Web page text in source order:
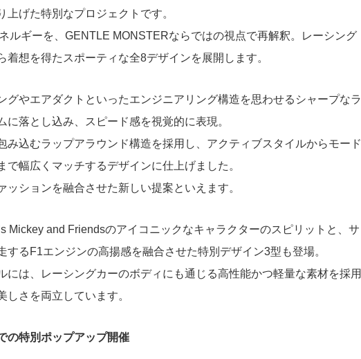
上げた特別なプロジェクトです。
ルギーを、GENTLE MONSTERならではの視点で再解釈。レーシング
着想を得たスポーティな全8デザインを展開します。
グやエアダクトといったエンジニアリング構造を思わせるシャープなラ
に落とし込み、スピード感を視覚的に表現。
み込むラップアラウンド構造を採用し、アクティブスタイルからモード
で幅広くマッチするデザインに仕上げました。
ッションを融合させた新しい提案といえます。
Mickey and Friendsのアイコニックなキャラクターのスピリットと、サ
するF1エンジンの高揚感を融合させた特別デザイン3型も登場。
には、レーシングカーのボディにも通じる高性能かつ軽量な素材を採用
しさを両立しています。
の特別ポップアップ開催